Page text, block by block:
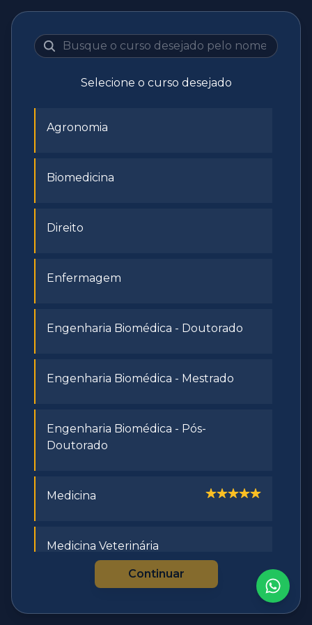
Selecione o curso desejado
Agronomia
Biomedicina
Direito
Enfermagem
Engenharia Biomédica - Doutorado
Engenharia Biomédica - Mestrado
Engenharia Biomédica - Pós-
Doutorado
Medicina
Medicina Veterinária
Continuar